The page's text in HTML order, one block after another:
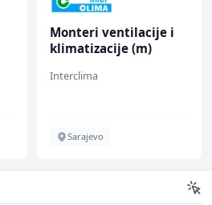
Monteri ventilacije i
klimatizacije (m)
Interclima
Sarajevo